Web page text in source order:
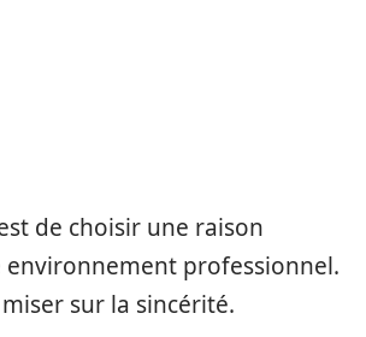
de choisir une raison
professionnel.
sur la sincérité.